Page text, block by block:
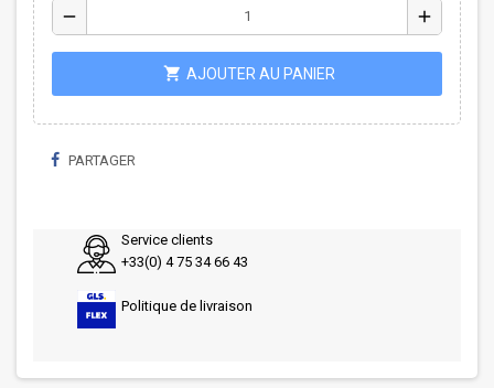
remove add
shopping_cart AJOUTER AU PANIER
PARTAGER
Service clients
+33(0) 4 75 34 66 43
Politique de livraison